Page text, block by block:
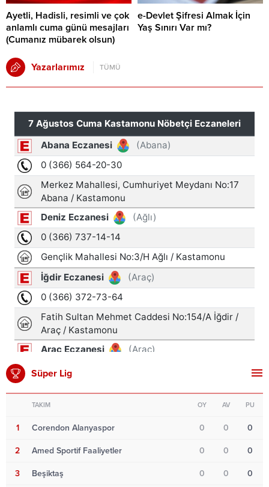
Ayetli, Hadisli, resimli ve çok
anlamlı cuma günü mesajları
(Cumanız mübarek olsun)
e-Devlet Şifresi Almak İçin
Yaş Sınırı Var mı?
Yazarlarımız TÜMÜ
Süper Lig
TAKIM OY AV PU
1 Corendon Alanyaspor 0 0 0
2 Amed Sportif Faaliyetler 0 0 0
3 Beşiktaş 0 0 0